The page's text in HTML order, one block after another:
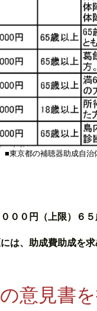
■東京都の補聴器助成自治
００円（上限）６
は、助成費助成を
意見書